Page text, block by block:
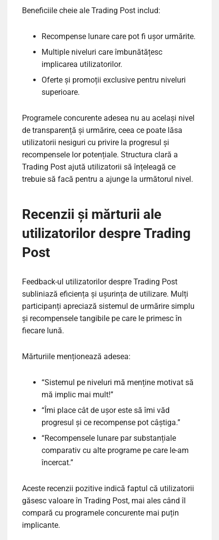
Beneficiile cheie ale Trading Post includ:
Recompense lunare care pot fi ușor urmărite.
Multiple niveluri care îmbunătățesc
implicarea utilizatorilor.
Oferte și promoții exclusive pentru niveluri
superioare.
Programele concurente adesea nu au același nivel
de transparență și urmărire, ceea ce poate lăsa
utilizatorii nesiguri cu privire la progresul și
recompensele lor potențiale. Structura clară a
Trading Post ajută utilizatorii să înțeleagă ce
trebuie să facă pentru a ajunge la următorul nivel.
Recenzii și mărturii ale
utilizatorilor despre Trading
Post
Feedback-ul utilizatorilor despre Trading Post
subliniază eficiența și ușurința de utilizare. Mulți
participanți apreciază sistemul de urmărire simplu
și recompensele tangibile pe care le primesc în
fiecare lună.
Mărturiile menționează adesea:
“Sistemul pe niveluri mă menține motivat să
mă implic mai mult!”
“Îmi place cât de ușor este să îmi văd
progresul și ce recompense pot câștiga.”
“Recompensele lunare par substanțiale
comparativ cu alte programe pe care le-am
încercat.”
Aceste recenzii pozitive indică faptul că utilizatorii
găsesc valoare în Trading Post, mai ales când îl
compară cu programele concurente mai puțin
implicante.